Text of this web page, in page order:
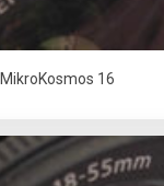
MikroKosmos 16